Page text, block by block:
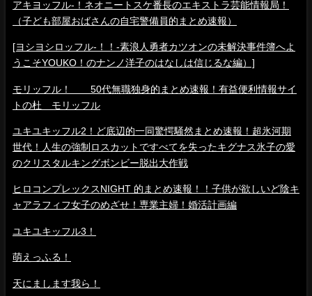
アキヨッフル-！ネオニートスケ番長のエキストラ芸能情報局！
（子ども部屋おばさんの自宅警備員的まとめ速報）
[ヨシヨシロッフル-！！-素浪人勇者カツオンの未解決事件簿へよ
うこそYOUKO！のナンノ洋子のはなしは信じるな編）]
モリッフル！ 50代無職独身的まとめ速報！有益便利情報サイ
トの杜 モリッフル
ユキユキッフル2！ど底辺的一同驚愕騒然まとめ速報！超氷河期
世代！人生の強制ロスカットですべてを失ったキグナス氷子の愛
のクリスタルキングボンビー脱出大作戦
ヒロコンプレックスNIGHT 的まとめ速報！！子供が欲しいど陰キ
ャアラフィフ女子のめざせ！専業主婦！婚活計画編
ユキユキッフル3！
萌えっふる！
天にまします我ら！